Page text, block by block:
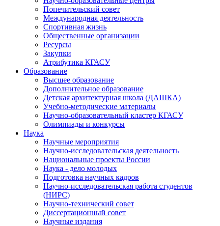
Попечительский совет
Международная деятельность
Спортивная жизнь
Общественные организации
Ресурсы
Закупки
Атрибутика КГАСУ
Образование
Высшее образование
Дополнительное образование
Детская архитектурная школа (ДАШКА)
Учебно-методические материалы
Научно-образовательный кластер КГАСУ
Олимпиады и конкурсы
Наука
Научные мероприятия
Научно-исследовательская деятельность
Национальные проекты России
Наука - дело молодых
Подготовка научных кадров
Научно-исследовательская работа студентов
(НИРС)
Научно-технический совет
Диссертационный совет
Научные издания